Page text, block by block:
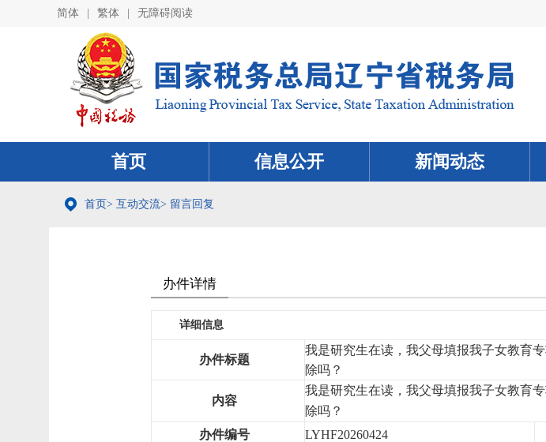
简体 繁体 无障碍阅读
首页 信息公开 新闻动态
首页> 互动交流> 留言回复
办件详情
详细信息
办件标题
我是研究生在读，我父母填报我子女教育
除吗？
内容
我是研究生在读，我父母填报我子女教育
除吗？
办件编号
LYHF20260424